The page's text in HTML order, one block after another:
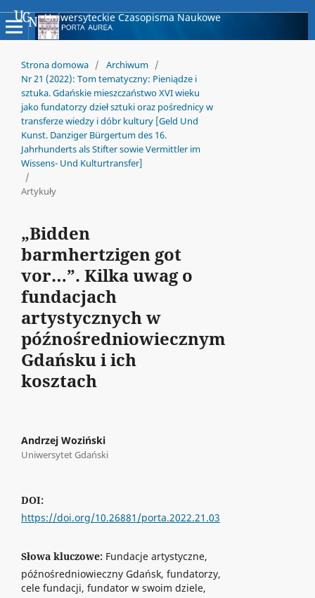
Uniwersyteckie Czasopisma Naukowe
Strona domowa / Archiwum /
Nr 21 (2022): Tom tematyczny: Pieniądze i
sztuka. Gdańskie mieszczaństwo XVI wieku
jako fundatorzy dzieł sztuki oraz pośrednicy w
transferze wiedzy i dóbr kultury [Geld Und
Kunst. Danziger Bürgertum des 16.
Jahrhunderts als Stifter sowie Vermittler im
Wissens- Und Kulturtransfer]
/
Artykuły
„Bidden
barmhertzigen got
vor…”. Kilka uwag o
fundacjach
artystycznych w
późnośredniowiecznym
Gdańsku i ich
kosztach
Andrzej Woziński
Uniwersytet Gdański
DOI:
https://doi.org/10.26881/porta.2022.21.03
Słowa kluczowe: Fundacje artystyczne,
późnośredniowieczny Gdańsk, fundatorzy,
cele fundacji, fundator w swoim dziele,